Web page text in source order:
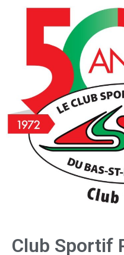
Club Sportif